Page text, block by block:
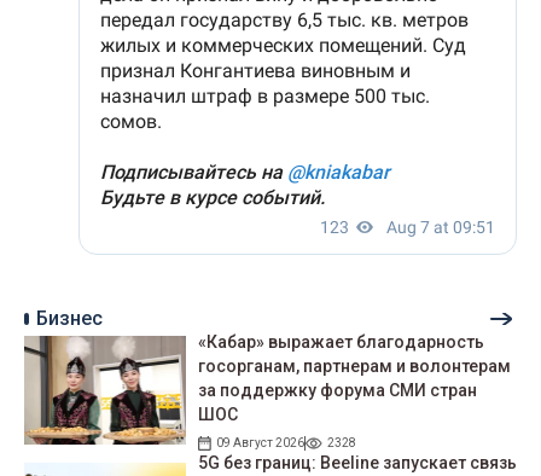
Бизнес
«Кабар» выражает благодарность
госорганам, партнерам и волонтерам
за поддержку форума СМИ стран
ШОС
09 Август 2026 2328
5G без границ: Beeline запускает связь